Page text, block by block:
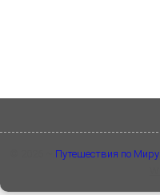
Путешествия по Миру